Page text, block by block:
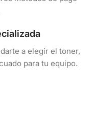
a elegir el toner,
para tu equipo.